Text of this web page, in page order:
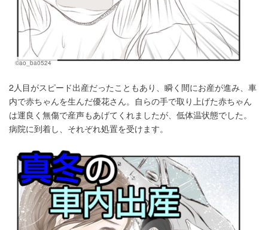
©ao_ba0524
2人目がスピード出産だったこともあり、瞬く間にお産が進み、車
内で赤ちゃんを生んだ優花さん。自らの手で取り上げた赤ちゃん
は運良く無傷で産声もあげてくれましたが、低体温状態でした。
病院に到着し、それぞれ処置を受けます。